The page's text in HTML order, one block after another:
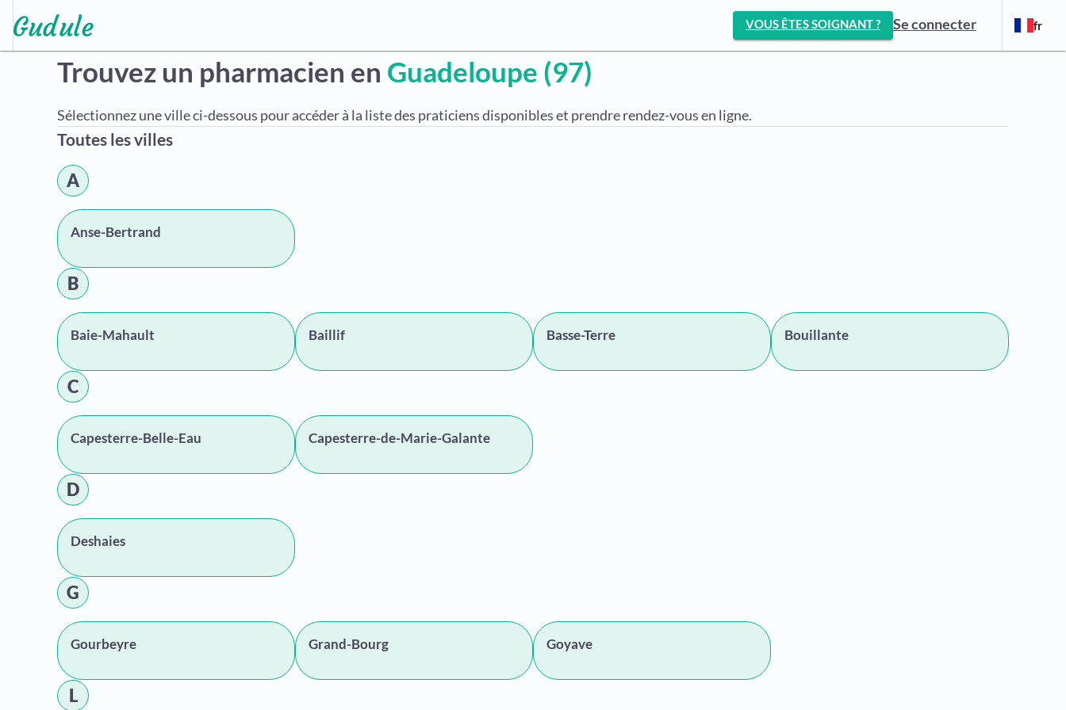
VOUS ÊTES SOIGNANT ? Se connecter fr
Trouvez un pharmacien en Guadeloupe (97)
Sélectionnez une ville ci-dessous pour accéder à la liste des praticiens disponibles et prendre rendez-vous en ligne.
Toutes les villes
A
Anse-Bertrand
B
Baie-Mahault Baillif Basse-Terre Bouillante
C
Capesterre-Belle-Eau Capesterre-de-Marie-Galante
D
Deshaies
G
Gourbeyre Grand-Bourg Goyave
L